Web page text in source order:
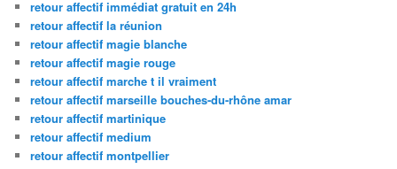
retour affectif immédiat gratuit en 24h
retour affectif la réunion
retour affectif magie blanche
retour affectif magie rouge
retour affectif marche t il vraiment
retour affectif marseille bouches-du-rhône amar
retour affectif martinique
retour affectif medium
retour affectif montpellier